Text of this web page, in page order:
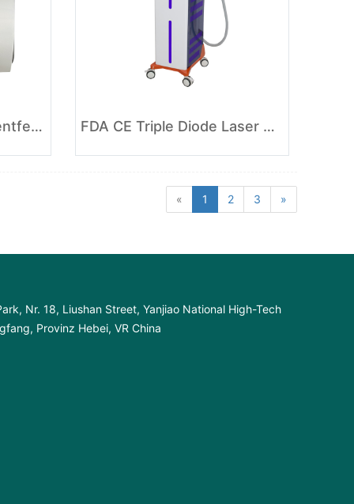
Alexandrit-Laser-Haarentfernungsgerät FDA CE Triple Diode Laser Hair Removal Machine
« 1 2 3 »
Nr. 18, Liushan Street, Yanjiao National High-Tech
Provinz Hebei, VR China